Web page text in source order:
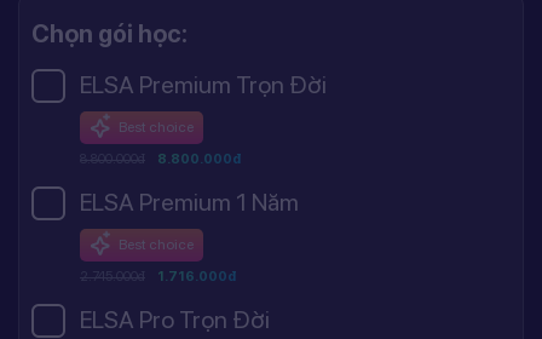
Chọn gói học:
ELSA Premium Trọn Đời
Best choice
8.800.000đ 8.800.000đ
ELSA Premium 1 Năm
Best choice
2.745.000đ 1.716.000đ
ELSA Pro Trọn Đời